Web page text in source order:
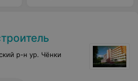
р-н ур. Чёнки